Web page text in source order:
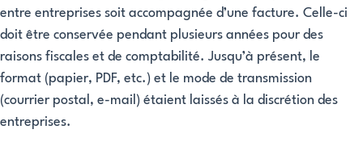
entre entreprises soit accompagnée d’une facture. Celle-ci
doit être conservée pendant plusieurs années pour des
raisons fiscales et de comptabilité. Jusqu’à présent, le
format (papier, PDF, etc.) et le mode de transmission
(courrier postal, e-mail) étaient laissés à la discrétion des
entreprises.